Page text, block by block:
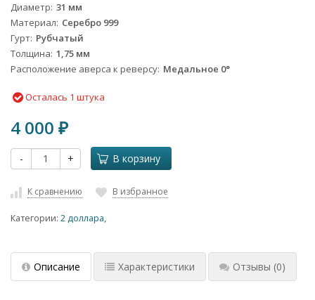
Диаметр 31 мм
Материал Серебро 999
Гурт Рубчатый
Толщина 1,75 мм
Расположение аверса к реверсу Медальное 0°
Осталась 1 штука
4 000 ₽
- + В корзину
К сравнению В избранное
Категории: 2 доллара,
Описание Характеристики Отзывы (0)